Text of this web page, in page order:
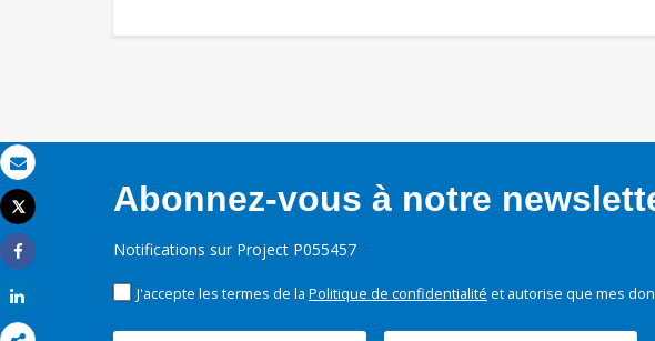
Email
Imprimer
Tweet
Share
Abonnez-vous à notre
Notifications sur Project P055457
J'accepte les termes de la Politique de confidentialité et autorise que mes